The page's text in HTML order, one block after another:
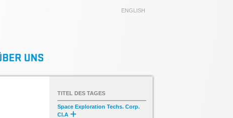
ENGLISH
TITEL DES TAGES
Space Exploration Techs. Corp.
Cl.A